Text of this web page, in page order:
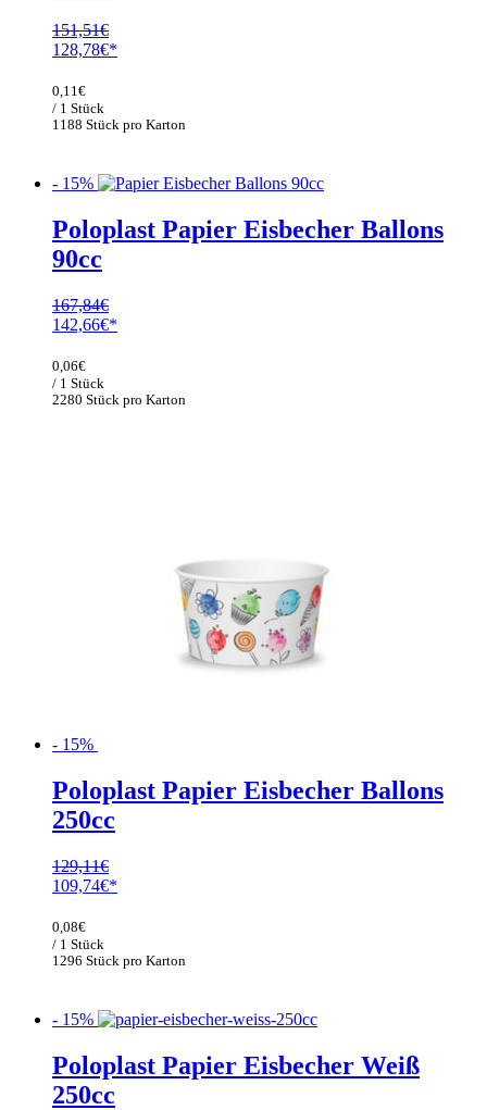
151,51€
Ursprünglicher
war:
151,51€
128,78€
1188 Stück pro Karton
0,11€
/ 1 Stück
- 15%
Poloplast Papier Eisbecher Ballons
90cc
167,84€
Ursprünglicher
war:
167,84€
142,66€
2280 Stück pro Karton
0,06€
/ 1 Stück
- 15%
Poloplast Papier Eisbecher Ballons
250cc
129,11€
Ursprünglicher
war:
129,11€
109,74€
1296 Stück pro Karton
0,08€
/ 1 Stück
- 15%
Poloplast Papier Eisbecher Weiß
250cc